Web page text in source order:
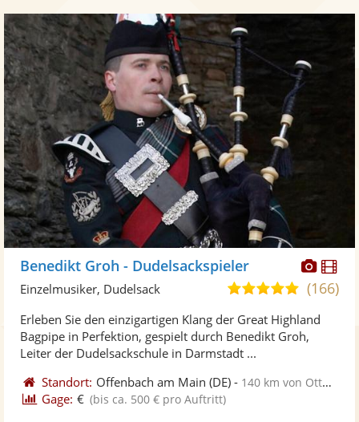
Fotos
Benedikt Groh - Dudelsackspieler
5,0
5
Sternen
(166)
Einzelmusiker, Dudelsack
Erleben Sie den einzigartigen Klang der Great Highland
Bagpipe in Perfektion, gespielt durch Benedikt Groh,
Leiter der Dudelsackschule in Darmstadt ...
Standort: Offenbach am Main (DE) - 140 km von Ottweiler
Gage: € (bis ca. 500 € pro Auftritt)